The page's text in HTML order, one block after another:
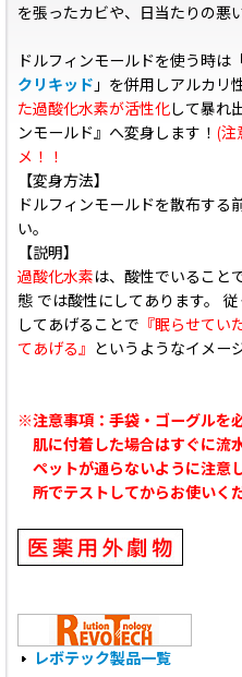
を張ったカビや、日当たりの悪
ドルフィンモールドを使う時は
クリキッド 」を併用しアルカリ
た過酸化水素が活性化して暴れ
ンモールド』へ変身します！ (注
メ！！
【変身方法】
ドルフィンモールドを散布する
い。
【説明】
過酸化水素は、酸性でいること
態 では酸性にしてあります。
してあげることで 『眠らせてい
てあげる』 というようなイメー
※注意事項：手袋・ゴーグルを
肌に付着した場合はすぐに流
ペットが通らないように注意
所でテストしてからお使いく
レボテック製品一覧